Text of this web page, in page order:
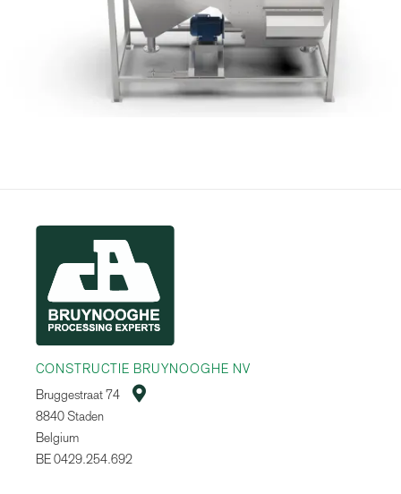
CONSTRUCTIE BRUYNOOGHE NV
Bruggestraat 74
8840 Staden
Belgium
BE 0429.254.692
